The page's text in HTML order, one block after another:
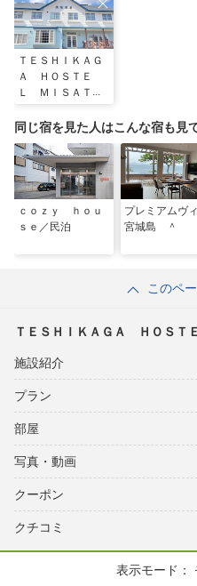
ＴＥＳＨＩＫＡＧ
Ａ ＨＯＳＴＥ
Ｌ ＭＩＳＡＴ
同じ宿を見た人はこんな宿も見
ｃｏｚｙ ｈｏｕ
ｓｅ／民泊
プレミアムヴ
宮城島 ＾
このペ
ＴＥＳＨＩＫＡＧＡ ＨＯＳ
施設紹介
プラン
部屋
写真・動画
クーポン
クチコミ
表示モード：